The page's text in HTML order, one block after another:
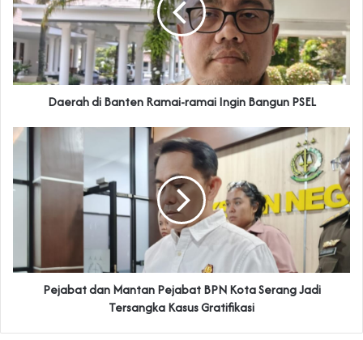
Daerah di Banten Ramai-ramai Ingin Bangun PSEL
Pejabat dan Mantan Pejabat BPN Kota Serang Jadi
Tersangka Kasus Gratifikasi